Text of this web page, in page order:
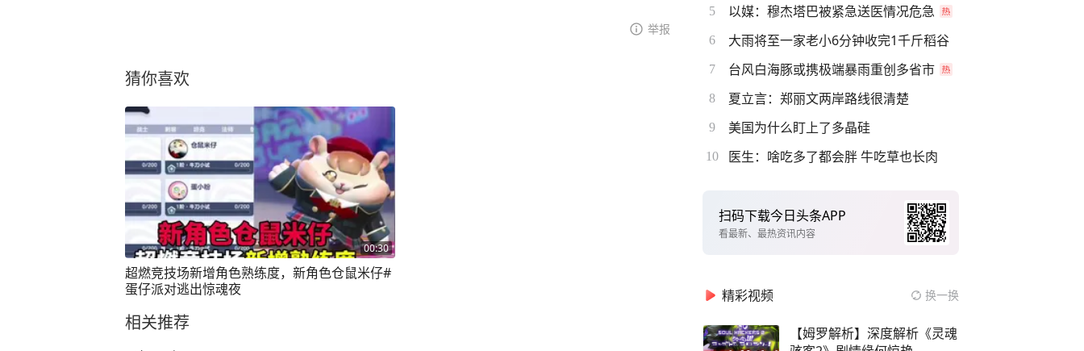
举报
猜你喜欢
00:30
超燃竞技场新增角色熟练度，新角色仓鼠米仔#
蛋仔派对逃出惊魂夜
相关推荐
5 以媒：穆杰塔巴被紧急送医情况危急
6 大雨将至一家老小6分钟收完1千斤稻谷
7 台风白海豚或携极端暴雨重创多省市
8 夏立言：郑丽文两岸路线很清楚
9 美国为什么盯上了多晶硅
10 医生：啥吃多了都会胖 牛吃草也长肉
扫码下载今日头条APP
看最新、最热资讯内容
精彩视频 换一换
【姆罗解析】深度解析《灵魂